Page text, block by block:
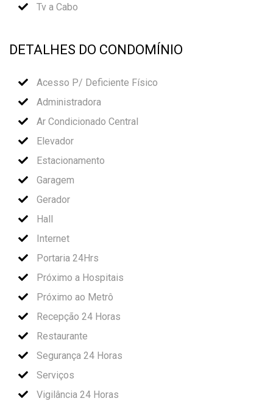
Tv a Cabo
DETALHES DO CONDOMÍNIO
Acesso P/ Deficiente Físico
Administradora
Ar Condicionado Central
Elevador
Estacionamento
Garagem
Gerador
Hall
Internet
Portaria 24Hrs
Próximo a Hospitais
Próximo ao Metrô
Recepção 24 Horas
Restaurante
Segurança 24 Horas
Serviços
Vigilância 24 Horas